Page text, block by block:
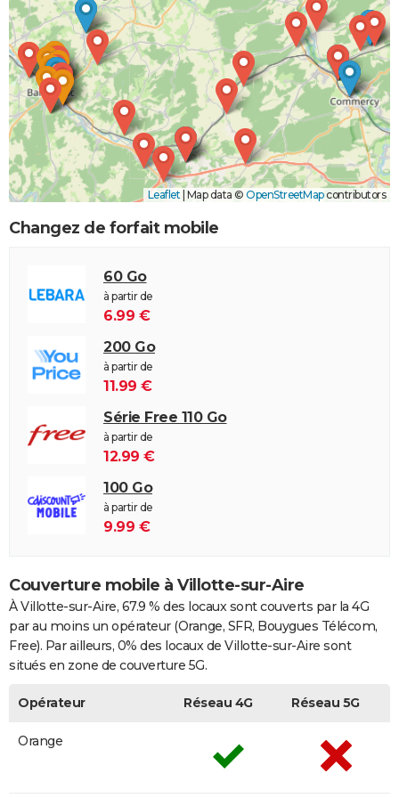
Leaflet Map data © OpenStreetMapcontributors
Changez de forfait mobile
60 Go
à partir de
6.99 €
200 Go
à partir de
11.99 €
Série Free 110 Go
à partir de
12.99 €
100 Go
à partir de
9.99 €
Couverture mobile à Villotte-sur-Aire
À Villotte-sur-Aire, 67.9 % des locaux sont couverts par la 4G
par au moins un opérateur (Orange, SFR, Bouygues Télécom,
Free). Par ailleurs, 0% des locaux de Villotte-sur-Aire sont
situés en zone de couverture 5G.
Opérateur Réseau 4G Réseau 5G
Orange